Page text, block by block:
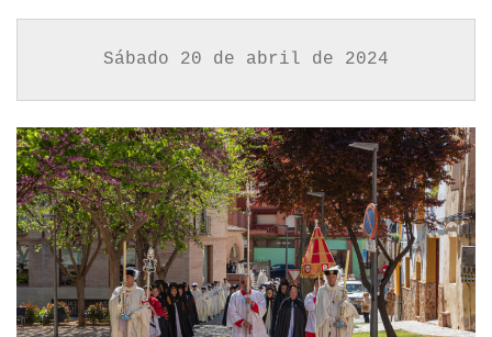
Sábado 20 de abril de 2024